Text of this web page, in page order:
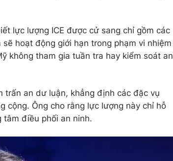
lực lượng ICE được cử sang chỉ gồm các
hoạt động giới hạn trong phạm vi nhiệm
không tham gia tuần tra hay kiểm soát an
trấn an dư luận, khẳng định các đặc vụ
cộng. Ông cho rằng lực lượng này chỉ hỗ
điều phối an ninh.